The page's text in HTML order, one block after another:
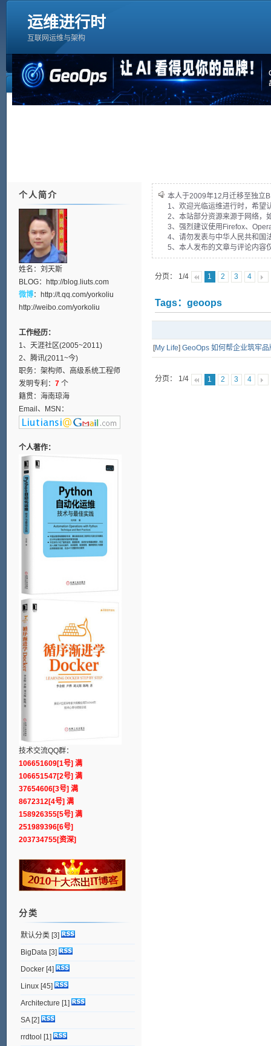
运维进行时
互联网运维与架构
本人于2009年12月迁移至独立
1、欢迎光临运维进行时，希望
2、本站部分资源来源于网络，
3、强烈建议使用Firefox、
4、请勿发表与中华人民共和国
5、本人发布的文章与评论内容
分页： 1/4 1 2 3 4
Tags：geoops
[My Life] GeoOps 如何帮企业筑牢
分页： 1/4 1 2 3 4
个人简介
姓名：刘天斯
BLOG： http://blog.liuts.com
微博： http://t.qq.com/yorkoliu
http://weibo.com/yorkoliu
工作经历：
1、天涯社区(2005~2011)
2、腾讯(2011~今)
职务：架构师、高级系统工程师
发明专利： 7个
籍贯：海南琼海
Email、MSN：
个人著作：
技术交流QQ群：
106651609[1号] 满
106651547[2号] 满
37654606[3号] 满
8672312[4号] 满
158926355[5号] 满
251989396[6号]
203734755[资深]
分类
默认分类[3]
BigData [3]
Docker[4]
Linux[45]
Architecture [1]
SA[2]
rrdtool [1]